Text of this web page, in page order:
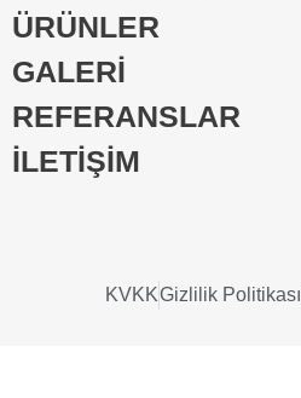
ÜRÜNLER
GALERİ
REFERANSLAR
İLETİŞİM
KVKKGizlilik Politikası